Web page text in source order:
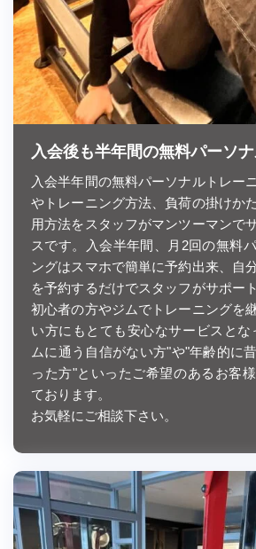
入会後も半年間の無料パーソ
入会半年間の無料パーソナルトレー
やトレーニング方法、負荷の掛けか
用方法をスタッフがマンツーマンで
スです。入会半年間、月2回の無料
ングはスマホで簡単に予約出来、自
を予約するだけでスタッフがサポー
初心者の方やジムでトレーニングを
い方にもとても安心なサービスとな
ムに通う自信がない方"や"年齢的に
った方"といったご希望のあるお客
ております。
お気軽にご相談下さい。